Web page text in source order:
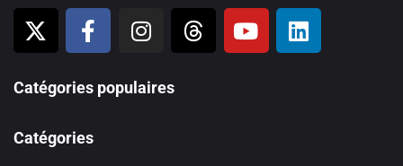
Catégories populaires
Catégories